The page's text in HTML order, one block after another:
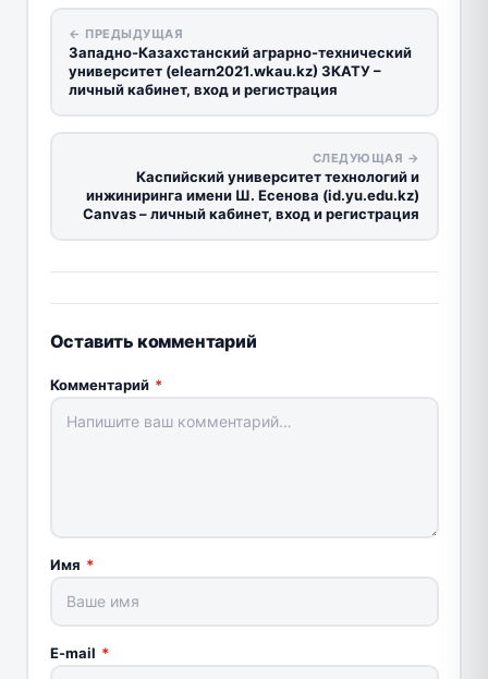
← ПРЕДЫДУЩАЯ
Западно-Казахстанский аграрно-технический
университет (elearn2021.wkau.kz) ЗКАТУ –
личный кабинет, вход и регистрация
СЛЕДУЮЩАЯ →
Каспийский университет технологий и
инжиниринга имени Ш. Есенова (id.yu.edu.kz)
Canvas – личный кабинет, вход и регистрация
Оставить комментарий
Комментарий *
Имя *
E-mail *